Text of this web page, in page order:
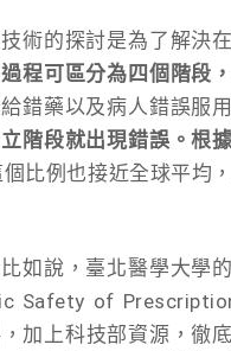
術的探討是為了解決
程可區分為四個階段
錯藥以及病人錯誤服
階段就出現錯誤。根
個比例也接近全球平均
如說，臺北醫學大學
Safety of
加上科技部資源，徹